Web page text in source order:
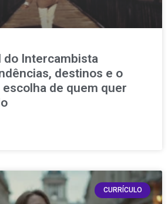
do Intercambista
destinos e o
escolha de quem quer
CURRÍCULO